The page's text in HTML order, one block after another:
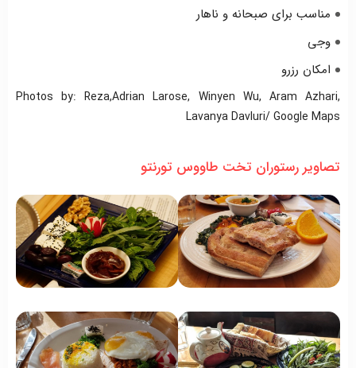
مناسب برای صبحانه و ناهار
وجی
امکان رزرو
Photos by: Reza,Adrian Larose, Winyen Wu, Aram Azhari,
Lavanya Davluri/ Google Maps
تصاویر رستوران تخت طاووس تورنتو